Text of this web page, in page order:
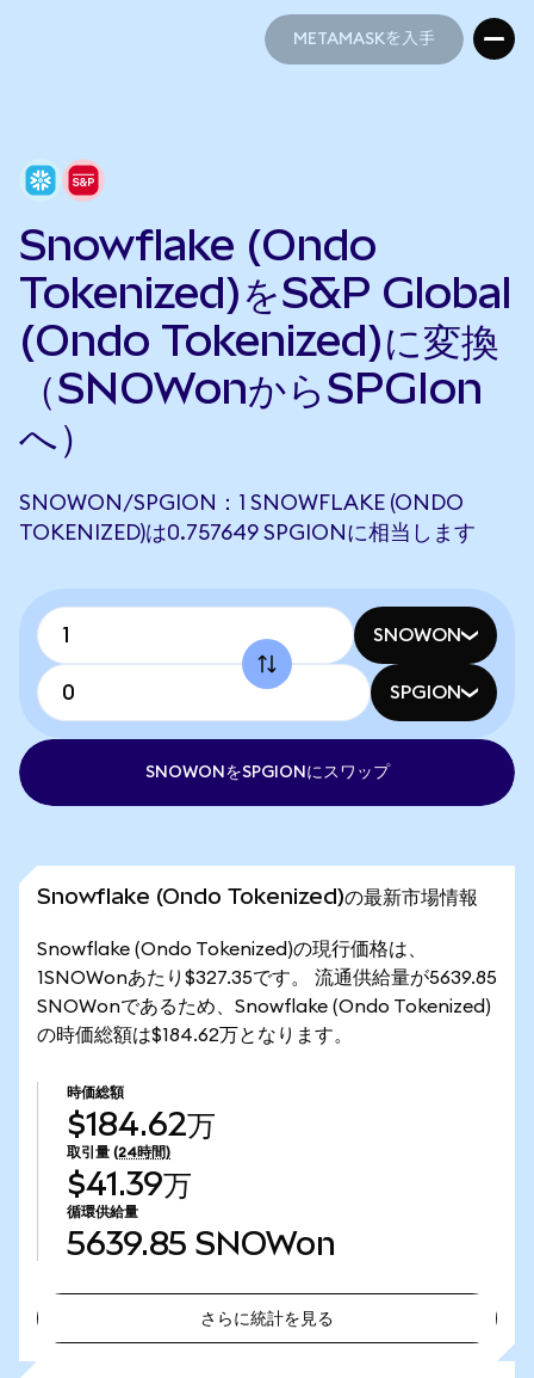
METAMASKを入手
Snowflake (Ondo
Tokenized)をS&P Global
(Ondo Tokenized)に変換
（SNOWonからSPGIon
へ）
SNOWON/SPGION：1 SNOWFLAKE (ONDO
TOKENIZED)は0.757649 SPGIONに相当します
SNOWON
SPGION
SNOWONをSPGIONにスワップ
Snowflake (Ondo Tokenized)の最新市場情報
Snowflake (Ondo Tokenized)の現行価格は、
1SNOWonあたり$327.35です。 流通供給量が5639.85
SNOWonであるため、Snowflake (Ondo Tokenized)
の時価総額は$184.62万となります。
時価総額
$184.62万
取引量 (24時間)
$41.39万
循環供給量
5639.85 SNOWon
さらに統計を見る